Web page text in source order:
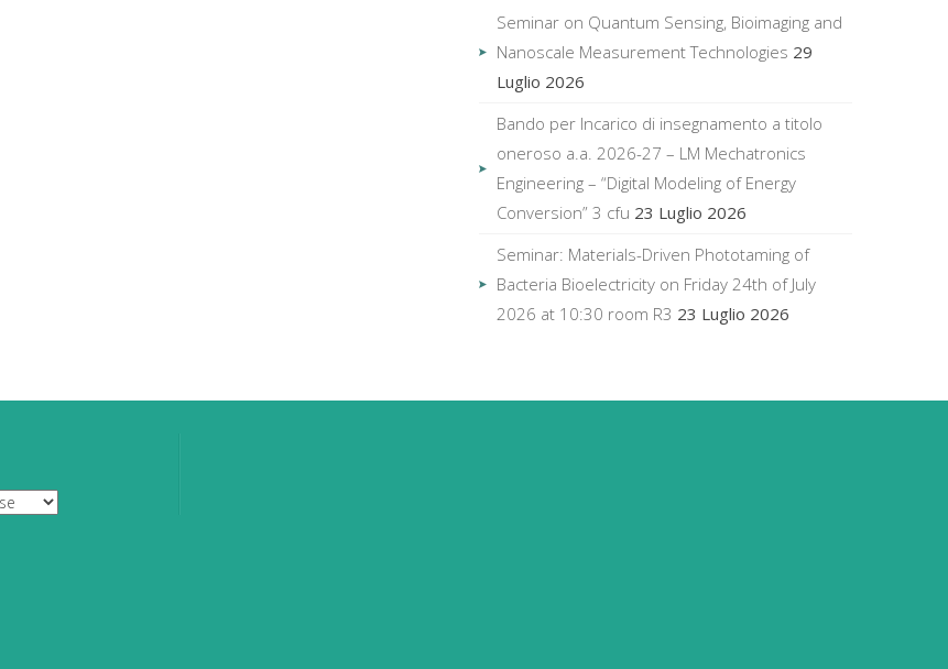
Seminar on Quantum Sensing, Bioimaging and
Nanoscale Measurement Technologies 29
Luglio 2026
Bando per Incarico di insegnamento a titolo
oneroso a.a. 2026-27 – LM Mechatronics
Engineering – “Digital Modeling of Energy
Conversion” 3 cfu 23 Luglio 2026
Seminar: Materials-Driven Phototaming of
Bacteria Bioelectricity on Friday 24th of July
2026 at 10:30 room R3 23 Luglio 2026